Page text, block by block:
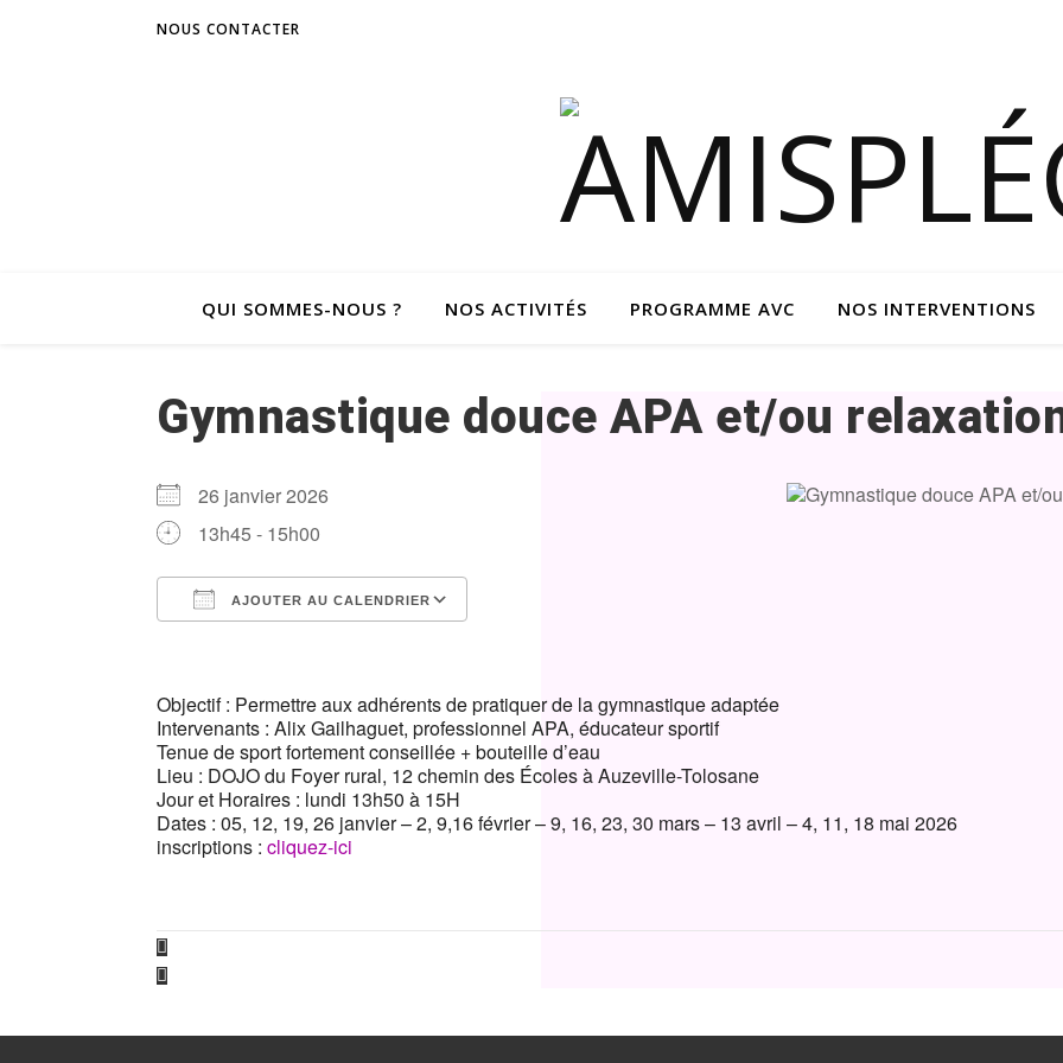
NOUS CONTACTER
QUI SOMMES-NOUS ? NOS ACTIVITÉS PROGRAMME AVC NOS INTERVENTIONS
Gymnastique douce APA et/ou
26 janvier 2026
13h45 - 15h00
AJOUTER AU CALENDRIER
Objectif : Permettre aux adhérents de pratiquer de la gymnastique adaptée
Intervenants : Alix Gailhaguet, professionnel APA, éducateur sportif
Tenue de sport fortement conseillée + bouteille d’eau
Lieu : DOJO du Foyer rural, 12 chemin des Écoles à Auzeville-Tolosane
Jour et Horaires : lundi 13h50 à 15H
Dates : 05, 12, 19, 26 janvier – 2, 9,16 février – 9, 16, 23, 30 mars – 13 avril – 4, 11, 18 mai 2026
inscriptions : cliquez-ici